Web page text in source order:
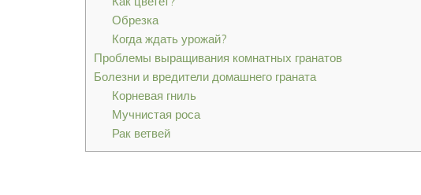
Обрезка
Когда ждать урожай?
Проблемы выращивания комнатных гранатов
Болезни и вредители домашнего граната
Корневая гниль
Мучнистая роса
Рак ветвей